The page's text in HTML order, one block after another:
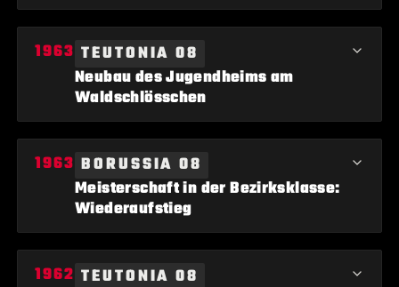
Teutonia 08 Lippstadt gelingt der Wiederaufstieg in die
Landesliga.TEUTONIA 08
Neubau des Jugendheims am
Waldschlösschen
Teutonia 08 Lippstadt realisiert den Neubau eines Jugendheims
am Waldschlösschen.
BORUSSIA 08
Meisterschaft in der Bezirksklasse:
Wiederaufstieg
Borussia 08 Lippstadt feiert die Meisterschaft in der
TEUTONIA 08